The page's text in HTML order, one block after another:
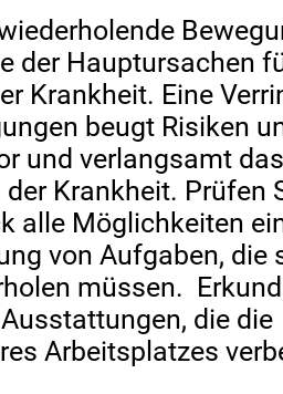
der Hauptursachen
Krankheit. Eine
beugt Risiken
und verlangsamt
Krankheit. Prüfen
alle Möglichkeiten
von Aufgaben, die
müssen.
die die
Arbeitsplatzes